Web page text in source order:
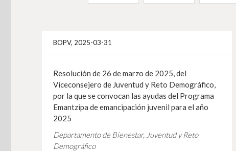
BOPV, 2025-03-31
Resolución de 26 de marzo de 2025, del
Viceconsejero de Juventud y Reto Demográfico,
por la que se convocan las ayudas del Programa
Emantzipa de emancipación juvenil para el año
2025
Departamento de Bienestar, Juventud y Reto
Demográfico